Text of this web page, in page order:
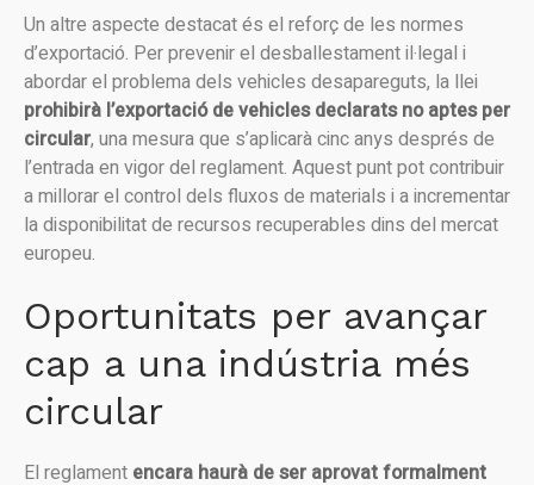
Un altre aspecte destacat és el reforç de les normes
d’exportació. Per prevenir el desballestament il·legal i
abordar el problema dels vehicles desapareguts, la llei
prohibirà l’exportació de vehicles declarats no aptes per
circular, una mesura que s’aplicarà cinc anys després de
l’entrada en vigor del reglament. Aquest punt pot contribuir
a millorar el control dels fluxos de materials i a incrementar
la disponibilitat de recursos recuperables dins del mercat
europeu.
Oportunitats per avançar
cap a una indústria més
circular
El reglament encara haurà de ser aprovat formalment